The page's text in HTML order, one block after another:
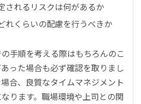
されるリスクは何があるか
れくらいの配慮を行うべきか
手順を考える際はもちろんのこ
った場合も必ず確認を取りまし
合、良質なタイムマネジメント
ります。職場環境や上司との関